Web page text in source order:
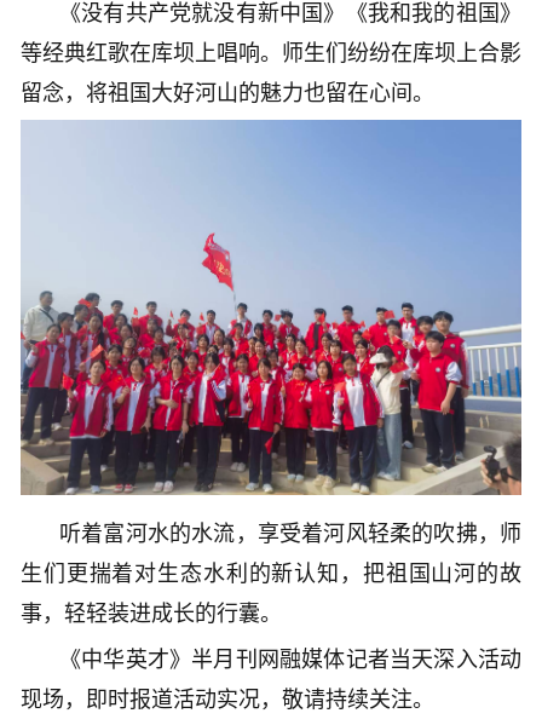
《没有共产党就没有新中国》《我和我的祖国》
等经典红歌在库坝上唱响。师生们纷纷在库坝上合影
留念，将祖国大好河山的魅力也留在心间。
听着富河水的水流，享受着河风轻柔的吹拂，师
生们更揣着对生态水利的新认知，把祖国山河的故
事，轻轻装进成长的行囊。
《中华英才》半月刊网融媒体记者当天深入活动
现场，即时报道活动实况，敬请持续关注。